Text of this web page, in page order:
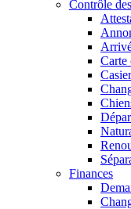
Contrôle
Carte
Finances